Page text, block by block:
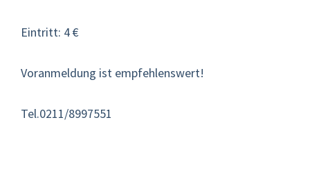
Eintritt: 4 €
Voranmeldung ist empfehlenswert!
Tel.0211/8997551